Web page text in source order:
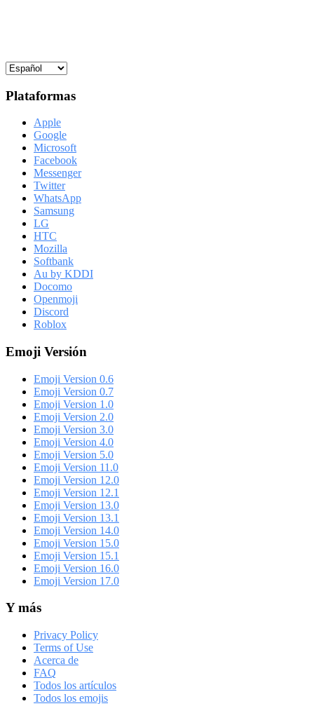
Plataformas
Apple
Google
Microsoft
Facebook
Messenger
Twitter
WhatsApp
Samsung
LG
HTC
Mozilla
Softbank
Au by KDDI
Docomo
Openmoji
Discord
Roblox
Emoji Versión
Emoji Version 0.6
Emoji Version 0.7
Emoji Version 1.0
Emoji Version 2.0
Emoji Version 3.0
Emoji Version 4.0
Emoji Version 5.0
Emoji Version 11.0
Emoji Version 12.0
Emoji Version 12.1
Emoji Version 13.0
Emoji Version 13.1
Emoji Version 14.0
Emoji Version 15.0
Emoji Version 15.1
Emoji Version 16.0
Emoji Version 17.0
Y más
Privacy Policy
Terms of Use
Acerca de
FAQ
Todos los artículos
Todos los emojis